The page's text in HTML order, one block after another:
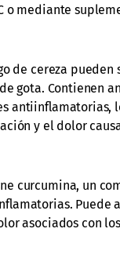
o mediante
de cereza pueden
gota. Contienen
antiinflamatorias,
y el dolor
curcumina, un
Puede
asociados con